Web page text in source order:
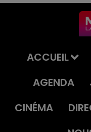
ACCUEIL
AGENDA
CINÉMA